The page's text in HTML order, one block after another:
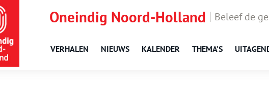
Oneindig Noord-Holland Beleef de
VERHALEN NIEUWS KALENDER THEMA’S